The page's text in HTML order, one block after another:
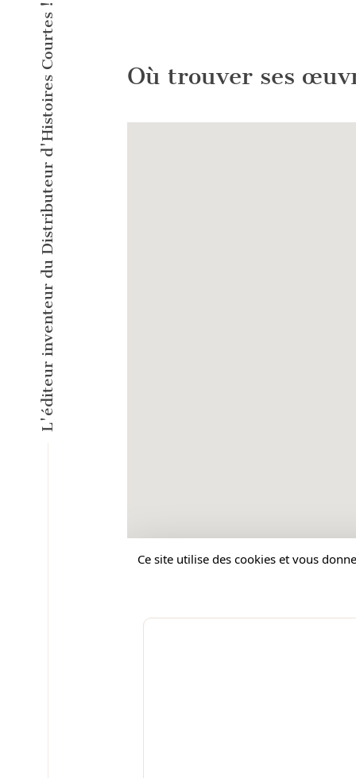
L'éditeur inventeur du Distributeur d'Histoires Courtes ! Où trouver ses